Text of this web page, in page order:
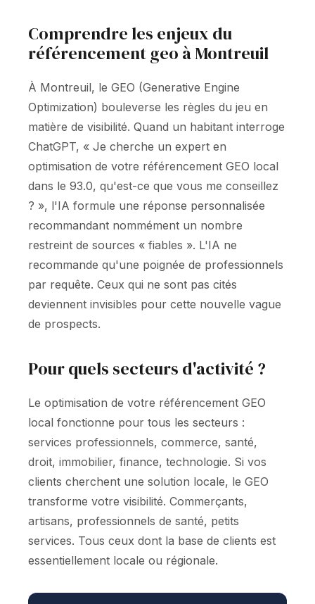
Comprendre les enjeux du
référencement geo à Montreuil
À Montreuil, le GEO (Generative Engine
Optimization) bouleverse les règles du jeu en
matière de visibilité. Quand un habitant interroge
ChatGPT, « Je cherche un expert en
optimisation de votre référencement GEO local
dans le 93.0, qu'est-ce que vous me conseillez
? », l'IA formule une réponse personnalisée
recommandant nommément un nombre
restreint de sources « fiables ». L'IA ne
recommande qu'une poignée de professionnels
par requête. Ceux qui ne sont pas cités
deviennent invisibles pour cette nouvelle vague
de prospects.
Pour quels secteurs d'activité ?
Le optimisation de votre référencement GEO
local fonctionne pour tous les secteurs :
services professionnels, commerce, santé,
droit, immobilier, finance, technologie. Si vos
clients cherchent une solution locale, le GEO
transforme votre visibilité. Commerçants,
artisans, professionnels de santé, petits
services. Tous ceux dont la base de clients est
essentiellement locale ou régionale.